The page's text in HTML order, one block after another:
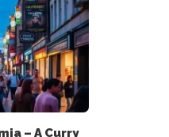
– A Curry